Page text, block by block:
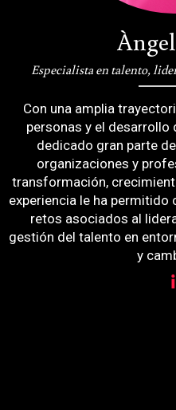
Especialista en talento,
Con una amplia
personas y el desarrollo
dedicado gran parte
organizaciones y
transformación,
experiencia le ha
retos asociados al
gestión del talento en
y